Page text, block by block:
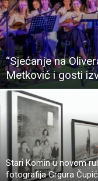
“Sjećanje na
Metković i gosti
Stari Komin u novom
fotografija Grgura